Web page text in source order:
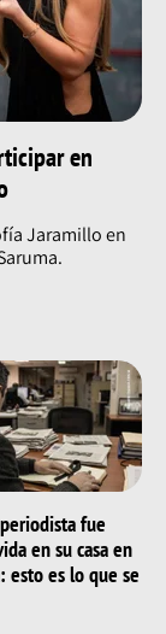
en
Jaramillo en
fue
en su casa en
esto es lo que se